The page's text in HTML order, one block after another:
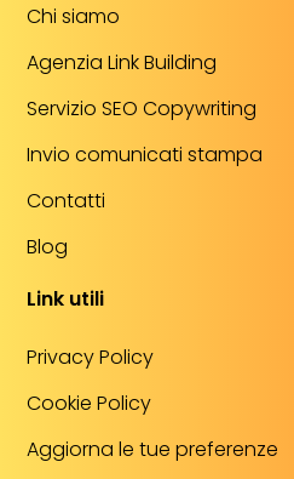
Chi siamo
Agenzia Link Building
Servizio SEO Copywriting
Invio comunicati stampa
Contatti
Blog
Link utili
Privacy Policy
Cookie Policy
Aggiorna le tue preferenze